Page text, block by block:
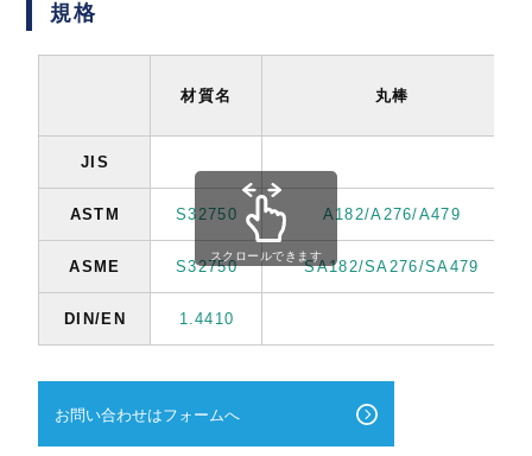
規格
材質名 丸棒
JIS
ASTM S32750 A182/A276/A479
ASME S32750 SA182/SA276/SA479
DIN/EN 1.4410
スクロールできます
お問い合わせはフォームへ